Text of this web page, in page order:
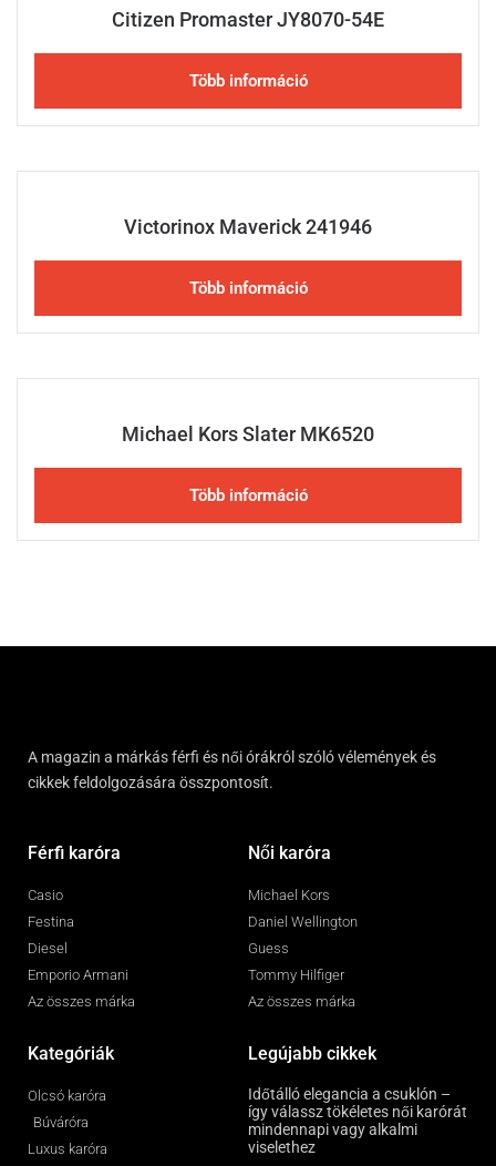
Citizen Promaster JY8070-54E
Több információ
Victorinox Maverick 241946
Több információ
Michael Kors Slater MK6520
Több információ
A magazin a márkás férfi és női órákról szóló vélemények és
cikkek feldolgozására összpontosít.
Férfi karóra
Casio
Festina
Diesel
Emporio Armani
Az összes márka
Női karóra
Michael Kors
Daniel Wellington
Guess
Tommy Hilfiger
Az összes márka
Kategóriák
Olcsó karóra
Búváróra
Luxus karóra
Legújabb cikkek
Időtálló elegancia a csuklón –
így válassz tökéletes női karórát
mindennapi vagy alkalmi
viselethez